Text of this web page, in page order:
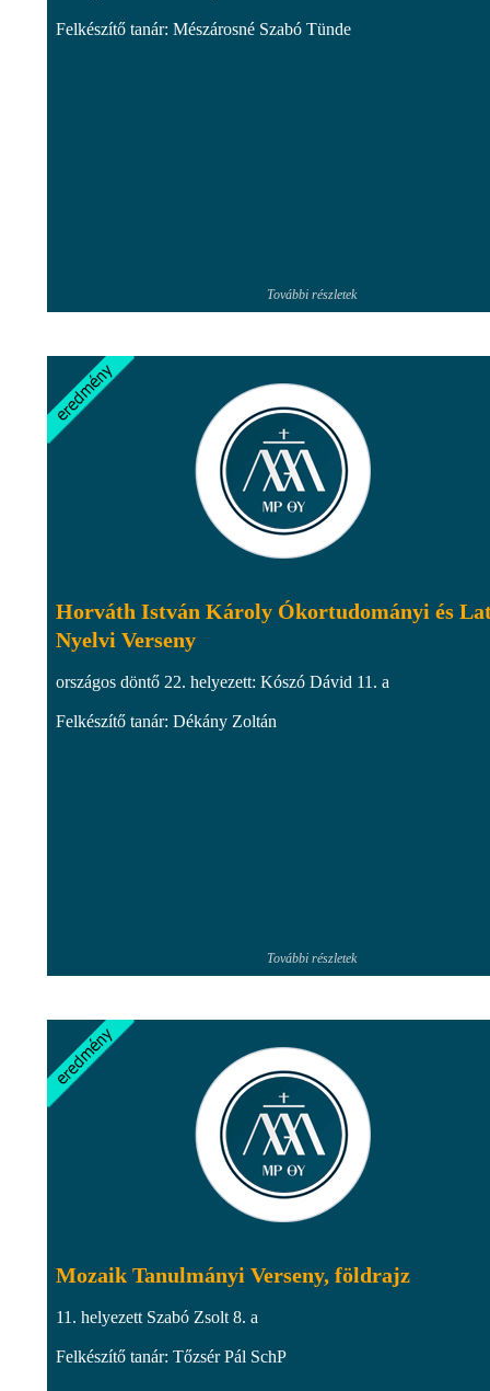
Felkészítő tanár: Mészárosné Szabó Tünde
További részletek
Horváth István Károly Ókortudományi és
Nyelvi Verseny
országos döntő 22. helyezett: Kószó Dávid 11. a
Felkészítő tanár: Dékány Zoltán
További részletek
Mozaik Tanulmányi Verseny, földrajz
11. helyezett Szabó Zsolt 8. a
Felkészítő tanár: Tőzsér Pál SchP